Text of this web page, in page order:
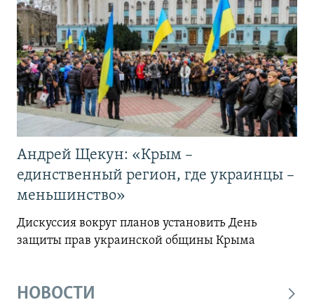
Андрей Щекун: «Крым –
единственный регион, где украинцы –
меньшинство»
Дискуссия вокруг планов установить День
защиты прав украинской общины Крыма
НОВОСТИ